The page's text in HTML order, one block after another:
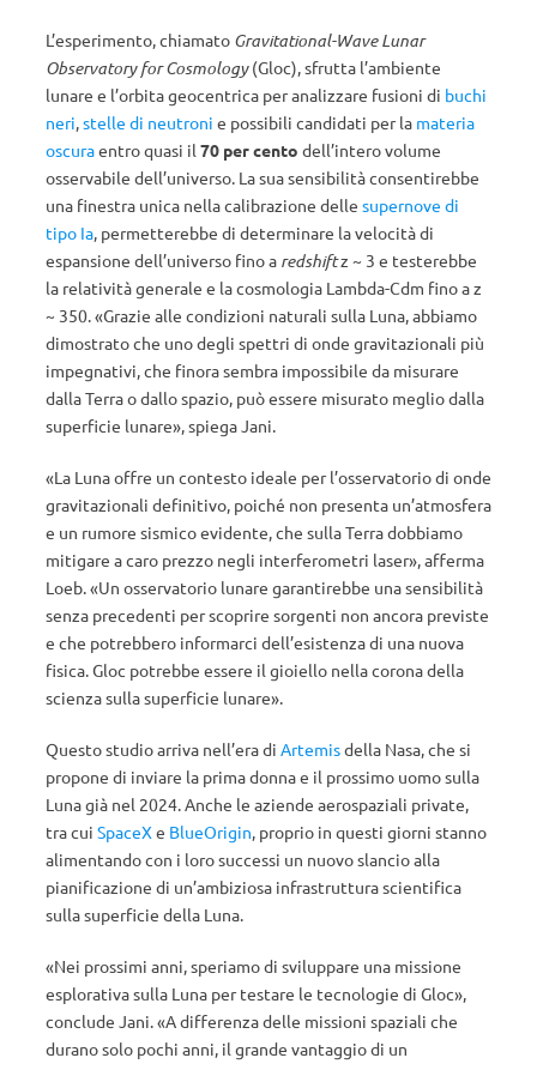
L’esperimento, chiamato Gravitational-Wave Lunar
Observatory for Cosmology(Gloc), sfrutta l’ambiente
lunare e l’orbita geocentrica per analizzare fusioni di buchi
neri,stelle di neutroni e possibili candidati per la materia
oscuraentro quasi il 70 per cento dell’intero volume
osservabile dell’universo. La sua sensibilità consentirebbe
una finestra unica nella calibrazione delle supernove di
tipo Ia, permetterebbe di determinare la velocità di
espansione dell’universo fino a redshiftz ~ 3 e testerebbe
la relatività generale e la cosmologia Lambda-Cdm fino a z
~ 350. «Grazie alle condizioni naturali sulla Luna, abbiamo
dimostrato che uno degli spettri di onde gravitazionali più
impegnativi, che finora sembra impossibile da misurare
dalla Terra o dallo spazio, può essere misurato meglio dalla
superficie lunare», spiega Jani.
«La Luna offre un contesto ideale per l’osservatorio di onde
gravitazionali definitivo, poiché non presenta un’atmosfera
e un rumore sismico evidente, che sulla Terra dobbiamo
mitigare a caro prezzo negli interferometri laser», afferma
Loeb. «Un osservatorio lunare garantirebbe una sensibilità
senza precedenti per scoprire sorgenti non ancora previste
e che potrebbero informarci dell’esistenza di una nuova
fisica. Gloc potrebbe essere il gioiello nella corona della
scienza sulla superficie lunare».
Questo studio arriva nell’era di Artemisdella Nasa, che si
propone di inviare la prima donna e il prossimo uomo sulla
Luna già nel 2024. Anche le aziende aerospaziali private,
tra cui SpaceX e BlueOrigin, proprio in questi giorni stanno
alimentando con i loro successi un nuovo slancio alla
pianificazione di un’ambiziosa infrastruttura scientifica
sulla superficie della Luna.
«Nei prossimi anni, speriamo di sviluppare una missione
esplorativa sulla Luna per testare le tecnologie di Gloc»,
conclude Jani. «A differenza delle missioni spaziali che
durano solo pochi anni, il grande vantaggio di un